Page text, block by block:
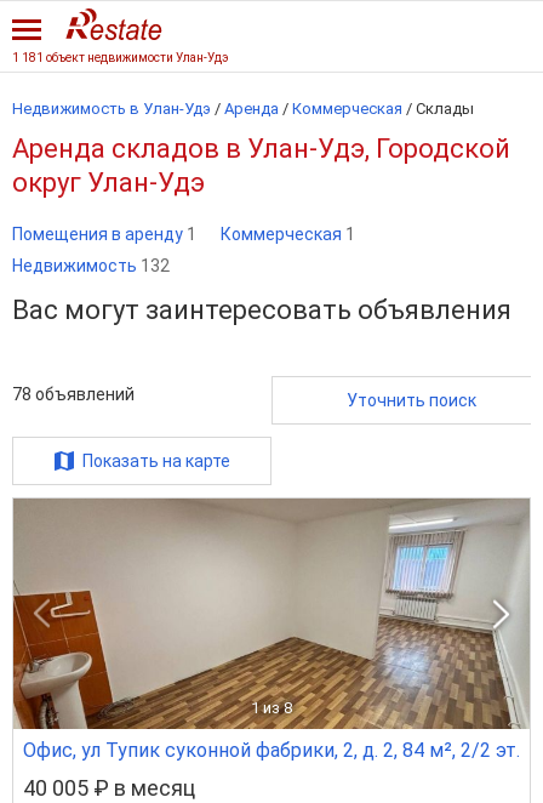
1 181 объект недвижимости Улан-Удэ
Недвижимость в Улан-Удэ / Аренда / Коммерческая / Склады
Аренда складов в Улан-Удэ, Городской
округ Улан-Удэ
Помещения в аренду 1 Коммерческая 1
Недвижимость 132
Вас могут заинтересовать объявления
78 объявлений Уточнить поиск
Показать на карте
1 из 8
Офис, ул Тупик суконной фабрики, 2, д. 2, 84 м², 2/2 эт.
40 005 ₽ в месяц